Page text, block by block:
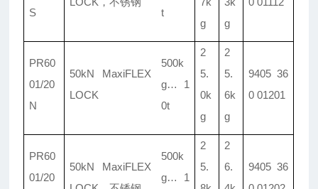
S
t
g
g
PR60
01/20
N
50kN MaxiFLEX
LOCK
500k
g…
1
0t
2
5.
0k
g
2
5.
6k
g
9405 36
0 01201
PR60
01/20
50kN MaxiFLEX
500k
g… 1
2
5.
2
6.
9405 36